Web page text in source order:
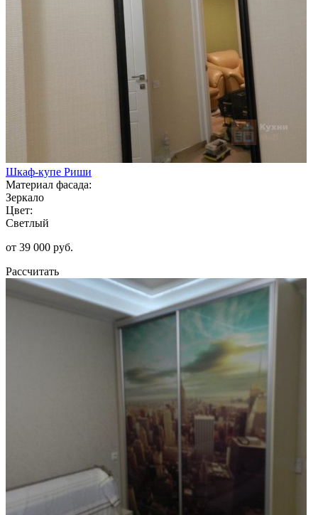
Шкаф-купе Риши
Материал фасада:
Зеркало
Цвет:
Светлый
от 39 000 руб.
Рассчитать